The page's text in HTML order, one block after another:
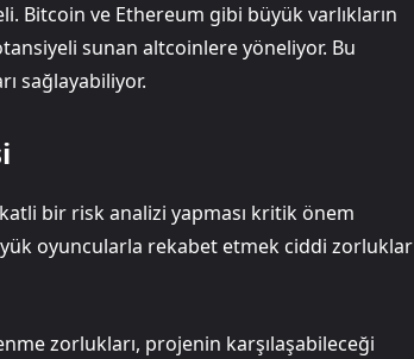
Bitcoin ve Ethereum gibi büyük varlıkların
sunan altcoinlere yöneliyor. Bu
sağlayabiliyor.
bir risk analizi yapması kritik önem
oyuncularla rekabet etmek ciddi zorluklar
zorlukları, projenin karşılaşabileceği